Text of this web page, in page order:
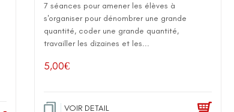
7 séances pour amener les élèves à
s'organiser pour dénombrer une grande
quantité, coder une grande quantité,
travailler les dizaines et les...
5,00€
VOIR DETAIL